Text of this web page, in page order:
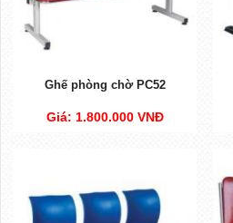
Ghế phòng chờ PC52
Giá: 1.800.000 VNĐ